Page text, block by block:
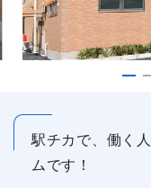
駅チカで、働く
ムです！